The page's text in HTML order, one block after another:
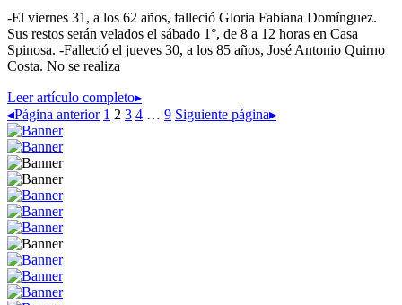
-El viernes 31, a los 62 años, falleció Gloria Fabiana Domínguez.
Sus restos serán velados el sábado 1°, de 8 a 12 horas en Casa
Spinosa. -Falleció el jueves 30, a los 85 años, José Antonio Quirno
Costa. No se realiza
Leer artículo completo▸
◂Página anterior 1 2 3 4 … 9 Siguiente página▸